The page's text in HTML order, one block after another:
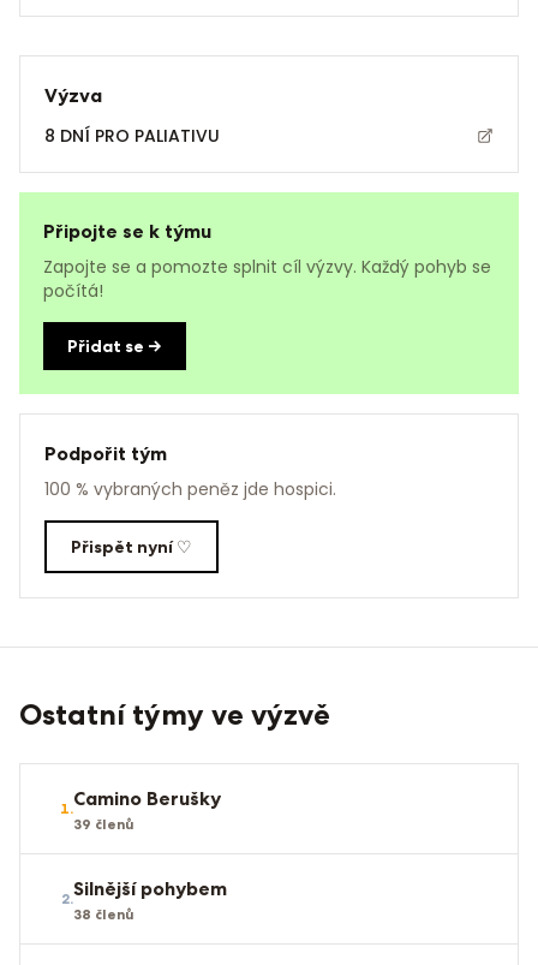
Výzva
8 DNÍ PRO PALIATIVU
Připojte se k týmu
Zapojte se a pomozte splnit cíl výzvy. Každý pohyb se
počítá!
Přidat se →
Podpořit tým
100 % vybraných peněz jde hospici.
Přispět nyní ♡
Ostatní týmy ve výzvě
1.Camino Berušky
39 členů
2.Silnější pohybem
38 členů